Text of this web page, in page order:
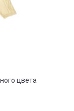
цвета